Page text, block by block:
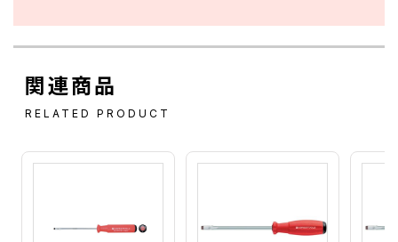
関連商品
RELATED PRODUCT